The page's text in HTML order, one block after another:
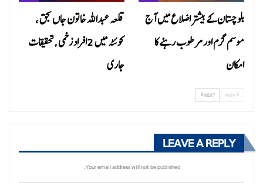
قلعہ عبداللہ خاتون جاں بحق ،
کوئٹہ میں 2افراد زخمی ,تحقیقات
جاری
بلوچستان کے بیشتر اضلاع میں آج
موسم گرم اور مرطوب رہنے کا
امکان
NEXT
LEAVE A REPLY
Your email address will not be published.